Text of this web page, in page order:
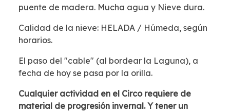
puente de madera. Mucha agua y Nieve dura.
Calidad de la nieve: HELADA / Húmeda, según
horarios.
El paso del "cable" (al bordear la Laguna), a
fecha de hoy se pasa por la orilla.
Cualquier actividad en el Circo requiere de
material de progresión invernal. Y tener un